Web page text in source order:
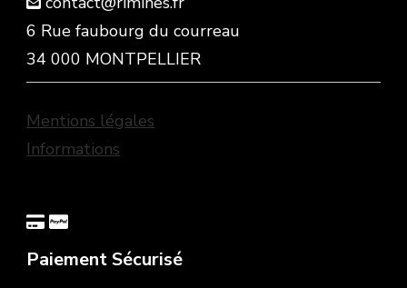
6 Rue faubourg du courreau
34 000 MONTPELLIER
Mentions légales
Informations
Paiement Sécurisé